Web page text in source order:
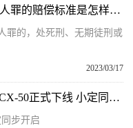
故意杀人罪量刑怎么判刑？故意杀人罪的赔偿标准是怎样的？
罪的，处死刑、无期徒刑或
2023/03/17
环球热资讯！长安马自达MAZDA CX-50正式下线 小定同步开启
步开启